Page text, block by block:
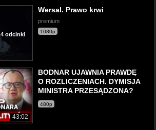
4 odcinki
Wersal. Prawo krwi
premium
1080p
43:02
BODNAR UJAWNIA PRAWDĘ
O ROZLICZENIACH. DYMISJA
MINISTRA PRZESĄDZONA?
480p